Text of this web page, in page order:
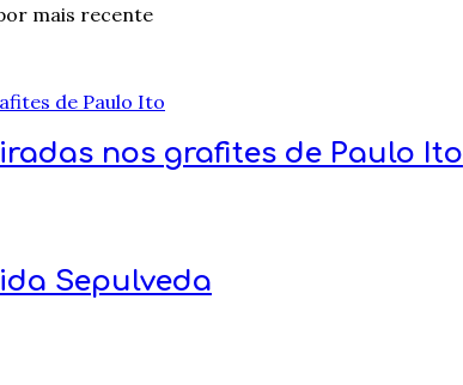
mais recente
nos grafites de Paulo Ito
Sepulveda